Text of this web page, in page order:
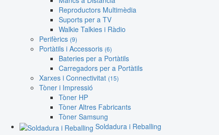
Reproductors Multimèdia
Suports per a TV
Walkie Talkies i Ràdio
Perifèrics (9)
Portàtils i Accessoris (6)
Bateries per a Portàtils
Carregadors per a Portàtils
Xarxes i Connectivitat (15)
Tòner i Impressió
Tòner HP
Tòner Altres Fabricants
Tòner Samsung
Soldadura i Reballing